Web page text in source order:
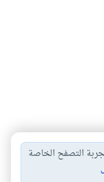
التصفح الخاصة